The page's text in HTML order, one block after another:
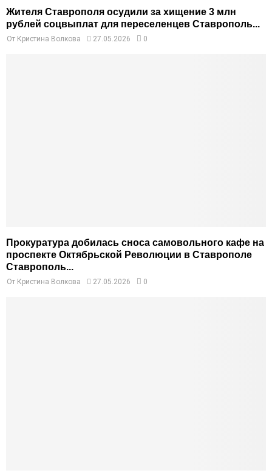
Жителя Ставрополя осудили за хищение 3 млн
рублей соцвыплат для переселенцев Ставрополь...
От Кристина Волкова 27.05.2026 0
Прокуратура добилась сноса самовольного кафе на
проспекте Октябрьской Революции в Ставрополе
Ставрополь...
От Кристина Волкова 27.05.2026 0